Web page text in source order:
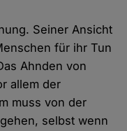
Seiner Ansicht
für ihr Tun
Ahnden von
allem der
muss von der
selbst wenn